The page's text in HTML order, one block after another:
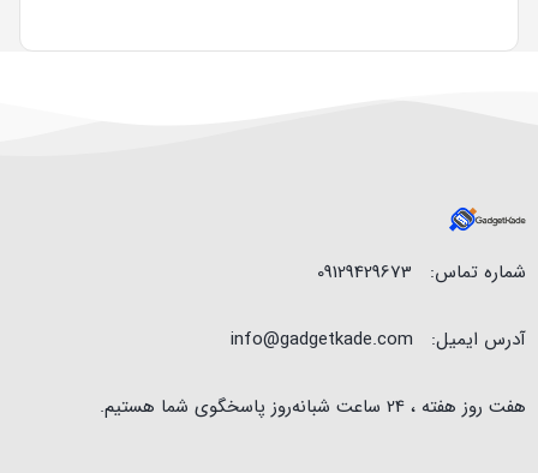
شماره تماس: 09129429673
آدرس ایمیل: info@gadgetkade.com
هفت روز هفته ، 24 ساعت شبانه‌روز پاسخگوی شما هستیم.